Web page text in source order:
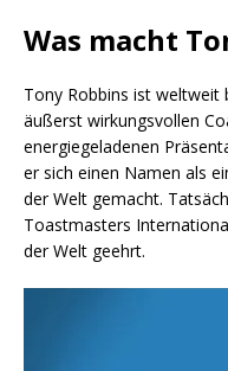
Was macht
Tony Robbins ist weltweit
äußerst wirkungsvollen
energiegeladenen
er sich einen Namen als
der Welt gemacht.
Toastmasters
der Welt geehrt.